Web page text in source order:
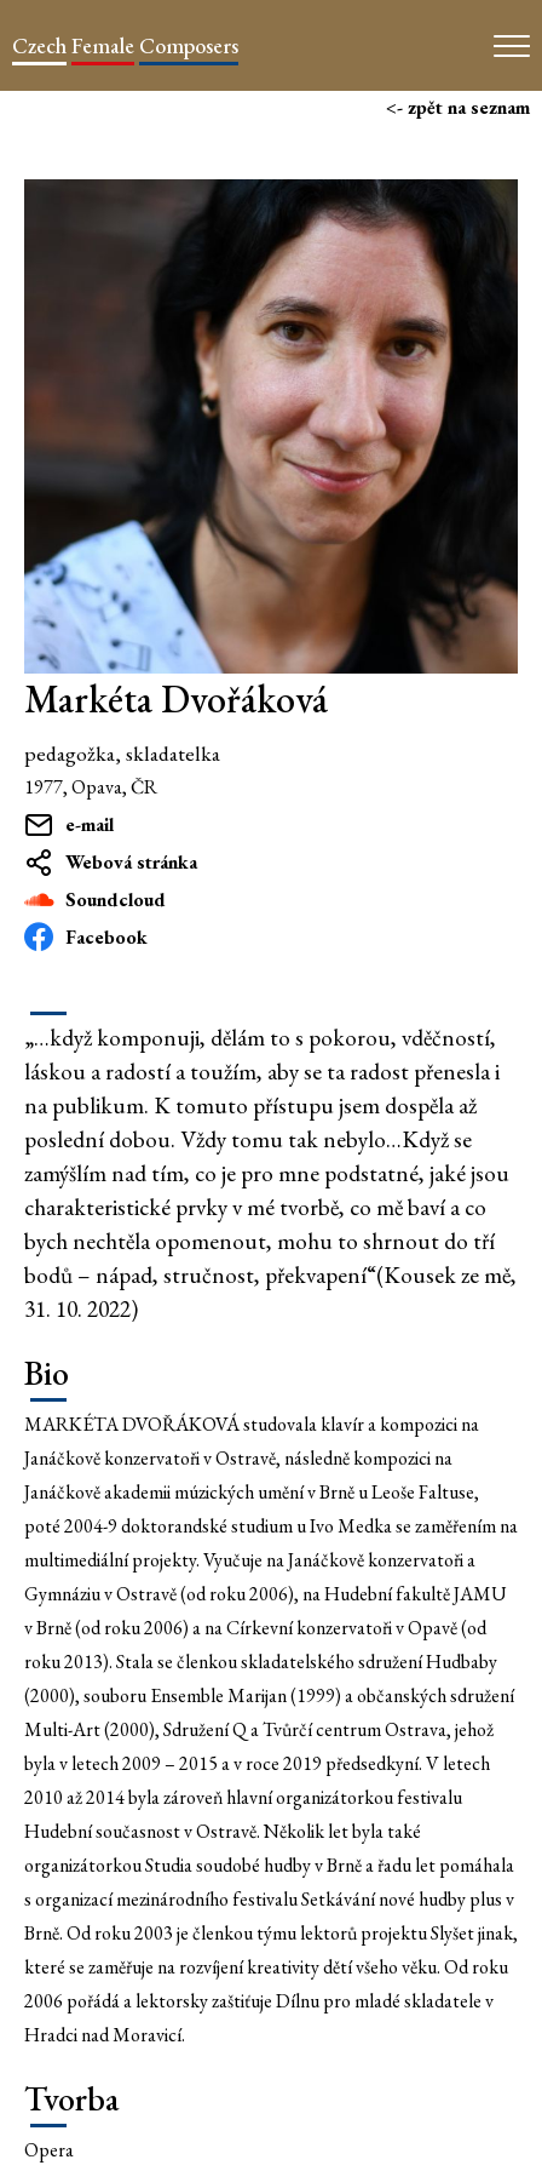
CzechFemale Composers
<- zpět na seznam
Markéta Dvořáková
pedagožka, skladatelka
1977, Opava, ČR
e-mail
Webová stránka
Soundcloud
Facebook
„…když komponuji, dělám to s pokorou, vděčností,
láskou a radostí a toužím, aby se ta radost přenesla i
na publikum. K tomuto přístupu jsem dospěla až
poslední dobou. Vždy tomu tak nebylo…Když se
zamýšlím nad tím, co je pro mne podstatné, jaké jsou
charakteristické prvky v mé tvorbě, co mě baví a co
bych nechtěla opomenout, mohu to shrnout do tří
bodů – nápad, stručnost, překvapení“(Kousek ze mě,
31. 10. 2022)
Bio
MARKÉTA DVOŘÁKOVÁ studovala klavír a kompozici na
Janáčkově konzervatoři v Ostravě, následně kompozici na
Janáčkově akademii múzických umění v Brně u Leoše Faltuse,
poté 2004-9 doktorandské studium u Ivo Medka se zaměřením na
multimediální projekty. Vyučuje na Janáčkově konzervatoři a
Gymnáziu v Ostravě (od roku 2006), na Hudební fakultě JAMU
v Brně (od roku 2006) a na Církevní konzervatoři v Opavě (od
roku 2013). Stala se členkou skladatelského sdružení Hudbaby
(2000), souboru Ensemble Marijan (1999) a občanských sdružení
Multi-Art (2000), Sdružení Q a Tvůrčí centrum Ostrava, jehož
byla v letech 2009 – 2015 a v roce 2019 předsedkyní. V letech
2010 až 2014 byla zároveň hlavní organizátorkou festivalu
Hudební současnost v Ostravě. Několik let byla také
organizátorkou Studia soudobé hudby v Brně a řadu let pomáhala
s organizací mezinárodního festivalu Setkávání nové hudby plus v
Brně. Od roku 2003 je členkou týmu lektorů projektu Slyšet jinak,
které se zaměřuje na rozvíjení kreativity dětí všeho věku. Od roku
2006 pořádá a lektorsky zaštiťuje Dílnu pro mladé skladatele v
Hradci nad Moravicí.
Tvorba
Opera